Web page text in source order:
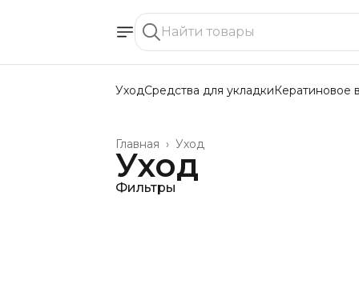
УходСредства для укладкиКератиновое
Уход
Главная ›
Уход
Фильтры